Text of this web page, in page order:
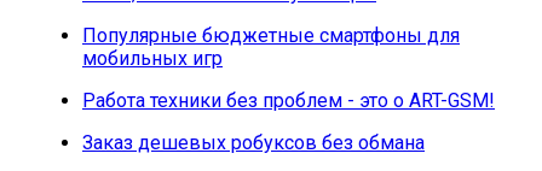
Популярные бюджетные смартфоны для
мобильных игр
Работа техники без проблем - это о ART-GSM!
Заказ дешевых робуксов без обмана